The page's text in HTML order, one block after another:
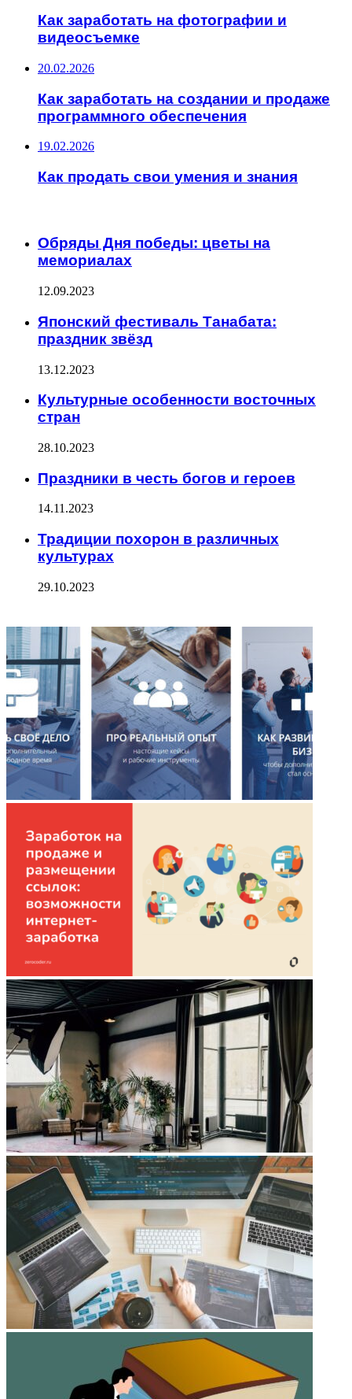
Как заработать на фотографии и
видеосъемке
20.02.2026
Как заработать на создании и продаже
программного обеспечения
19.02.2026
Как продать свои умения и знания
Обряды Дня победы: цветы на
мемориалах
12.09.2023
Японский фестиваль Танабата:
праздник звёзд
13.12.2023
Культурные особенности восточных
стран
28.10.2023
Праздники в честь богов и героев
14.11.2023
Традиции похорон в различных
культурах
29.10.2023